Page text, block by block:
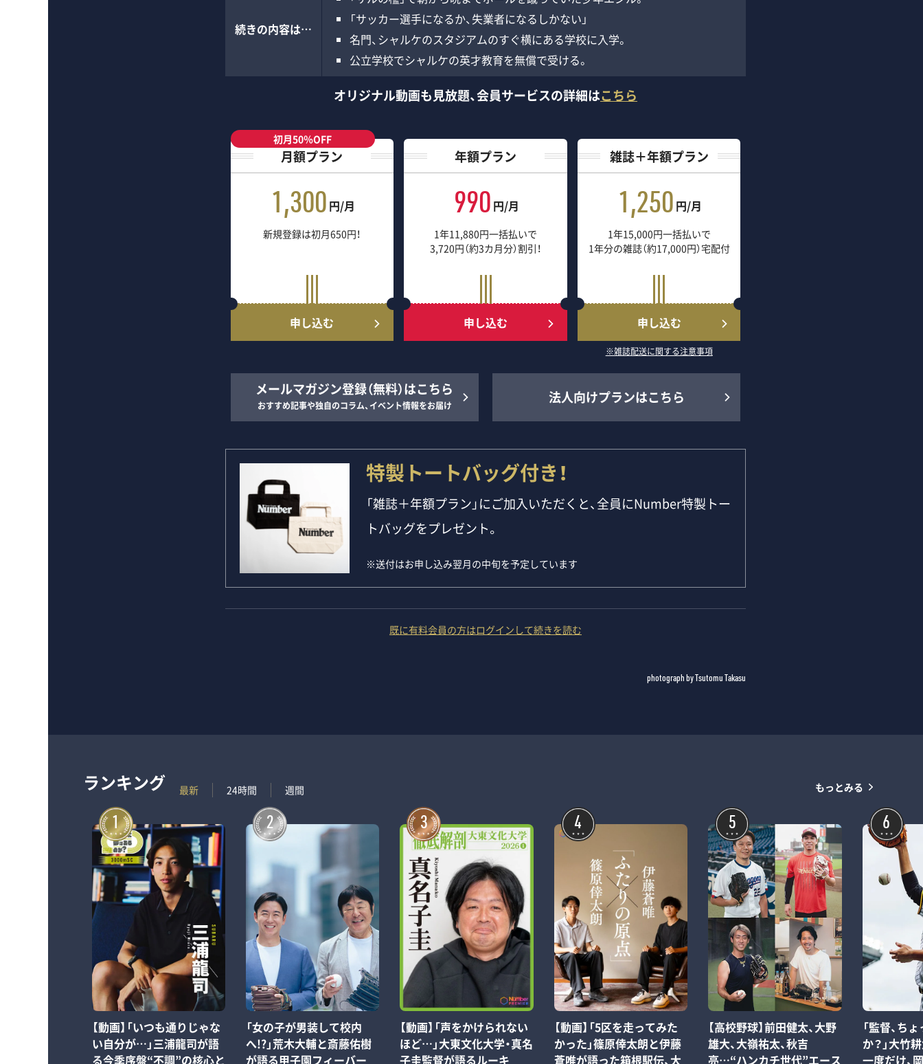
続きの内容は…
「サッカー選手になるか、失業者になるしかない」
名門、シャルケのスタジアムのすぐ横にある学校に入学。
公立学校でシャルケの英才教育を無償で受ける。
オリジナル動画も見放題、会員サービスの詳細はこちら
初月50％OFF
月額プラン
1,300 円/月
新規登録は初月650円！
申し込む
年額プラン
990 円/月
1年11,880円一括払いで
3,720円（約3カ月分）割引！
申し込む
雑誌＋年額プラン
1,250 円/月
1年15,000円一括払いで
1年分の雑誌（約17,000円）宅配付
申し込む
※雑誌配送に関する注意事項
メールマガジン登録（無料）はこちら
おすすめ記事や独自のコラム、イベント情報をお届け 法人向けプランはこちら
特製トートバッグ付き！
「雑誌＋年額プラン」にご加入いただくと、全員にNumber特製トー
トバッグをプレゼント。
※送付はお申し込み翌月の中旬を予定しています
既に有料会員の方はログインして続きを読む
photograph by Tsutomu Takasu
ランキング 最新 24時間 週間 もっとみる
1
【動画】「いつも通りじゃな
い自分が…」三浦龍司が語
る今季序盤“不調”の核心と
2
「女の子が男装して校内
へ!?」荒木大輔と斎藤佑樹
が語る甲子園フィーバー
3
【動画】「声をかけられない
ほど…」大東文化大学・真名
子圭監督が語るルーキ
4
【動画】「5区を走ってみた
かった」篠原倖太朗と伊藤
蒼唯が語った箱根駅伝、大
5
【高校野球】前田健太、大野
雄大、大嶺祐太、秋吉
亮…“ハンカチ世代”エース
6
「監督、ち
か？」大竹
一度だけ、